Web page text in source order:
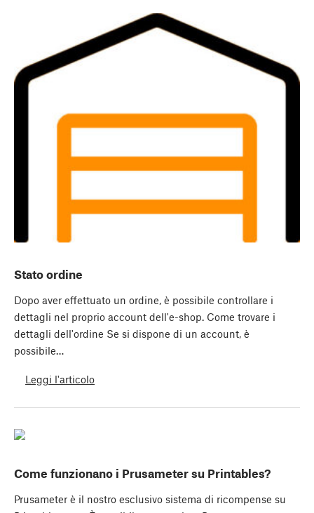
Stato ordine
Dopo aver effettuato un ordine, è possibile controllare i
dettagli nel proprio account dell'e-shop. Come trovare i
dettagli dell'ordine Se si dispone di un account, è
possibile…
Leggi l'articolo
Come funzionano i Prusameter su Printables?
Prusameter è il nostro esclusivo sistema di ricompense su